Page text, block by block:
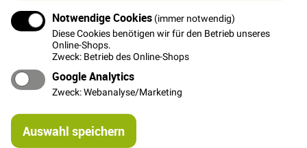
Notwendige Cookies (immer notwendig)
Diese Cookies benötigen wir für den Betrieb unseres
Online-Shops.
Zweck: Betrieb des Online-Shops
Google Analytics
Zweck: Webanalyse/Marketing
Auswahl speichern
Verschluss 2-teilig 0,8cm - Schwarz
0,50 €